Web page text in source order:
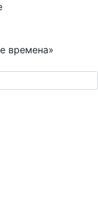
времена»